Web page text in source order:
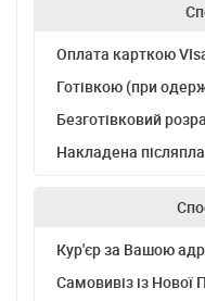
Оплата карткою
Готівкою (при
Безготівковий
Накладена
Кур'єр за Вашою
Самовивіз із Нової